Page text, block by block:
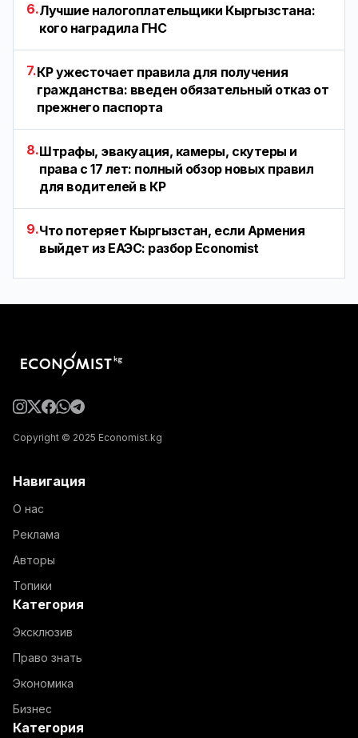
6.Лучшие налогоплательщики Кыргызстана:
кого наградила ГНС
7.КР ужесточает правила для получения
гражданства: введен обязательный отказ от
прежнего паспорта
8.Штрафы, эвакуация, камеры, скутеры и
права с 17 лет: полный обзор новых правил
для водителей в КР
9.Что потеряет Кыргызстан, если Армения
выйдет из ЕАЭС: разбор Economist
Copyright © 2025 Economist.kg
Навигация
О нас
Реклама
Авторы
Топики
Категория
Эксклюзив
Право знать
Экономика
Бизнес
Категория